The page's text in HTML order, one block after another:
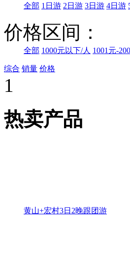
全部 1日游 2日游 3日游 4日游
价格区间：
全部 1000元以下/人 1001元-
综合 销量 价格
1
热卖产品
黄山+宏村3日2晚跟团游